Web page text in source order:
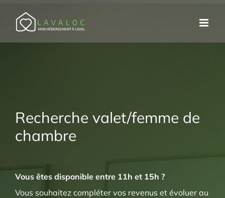
Recherche valet/femme de
chambre
Vous êtes disponible entre 11h et 15h ?
Vous souhaitez compléter vos revenus et évoluer au